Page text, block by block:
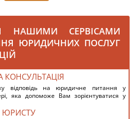
НАШИМИ СЕРВІСАМИ
ЮРИДИЧНИХ ПОСЛУГ
відповідь на юридичне питання у
яка допоможе Вам зорієнтуватися у
ЮРИСТУ